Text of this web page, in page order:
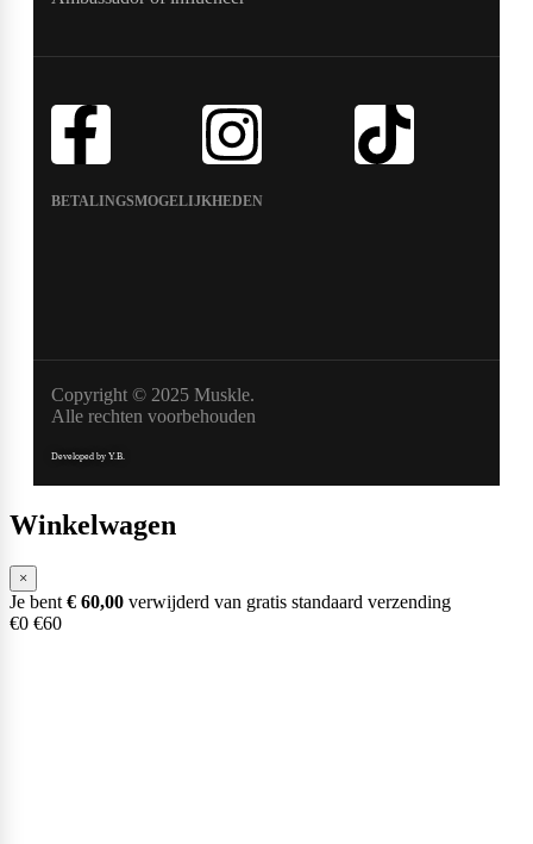
BETALINGSMOGELIJKHEDEN
Copyright © 2025 Muskle.
Alle rechten voorbehouden
Developed by Y.B.
Winkelwagen
×
Je bent € 60,00 verwijderd van gratis standaard verzending
€0 €60